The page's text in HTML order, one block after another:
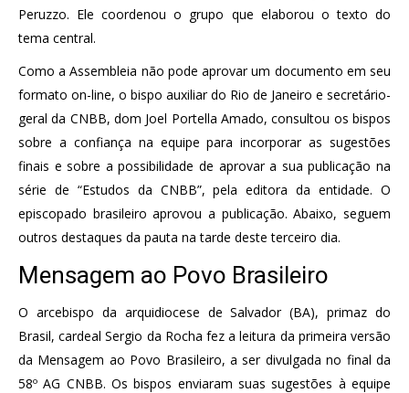
Peruzzo. Ele coordenou o grupo que elaborou o texto do
tema central.
Como a Assembleia não pode aprovar um documento em seu
formato on-line, o bispo auxiliar do Rio de Janeiro e secretário-
geral da CNBB, dom Joel Portella Amado, consultou os bispos
sobre a confiança na equipe para incorporar as sugestões
finais e sobre a possibilidade de aprovar a sua publicação na
série de “Estudos da CNBB”, pela editora da entidade. O
episcopado brasileiro aprovou a publicação. Abaixo, seguem
outros destaques da pauta na tarde deste terceiro dia.
Mensagem ao Povo Brasileiro
O arcebispo da arquidiocese de Salvador (BA), primaz do
Brasil, cardeal Sergio da Rocha fez a leitura da primeira versão
da Mensagem ao Povo Brasileiro, a ser divulgada no final da
58º AG CNBB. Os bispos enviaram suas sugestões à equipe